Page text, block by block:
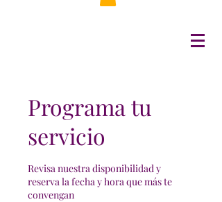
Programa tu
servicio
Revisa nuestra disponibilidad y
reserva la fecha y hora que más te
convengan